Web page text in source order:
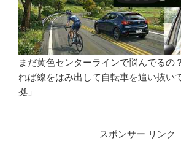
まだ黄色センターラインで悩んでるの
れば線をはみ出して自転車を追い抜い
拠」
スポンサー リンク